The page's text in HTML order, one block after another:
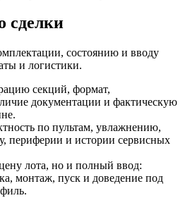
сделки
состоянию и вводу
и логистики.
секций, формат,
документации и фактическую
по пультам, увлажнению,
периферии и истории сервисных
лота, но и полный ввод:
монтаж, пуск и доведение под